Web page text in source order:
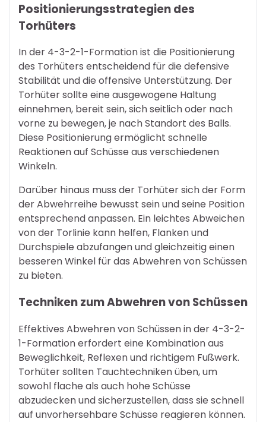
Positionierungsstrategien des
Torhüters
In der 4-3-2-1-Formation ist die Positionierung
des Torhüters entscheidend für die defensive
Stabilität und die offensive Unterstützung. Der
Torhüter sollte eine ausgewogene Haltung
einnehmen, bereit sein, sich seitlich oder nach
vorne zu bewegen, je nach Standort des Balls.
Diese Positionierung ermöglicht schnelle
Reaktionen auf Schüsse aus verschiedenen
Winkeln.
Darüber hinaus muss der Torhüter sich der Form
der Abwehrreihe bewusst sein und seine Position
entsprechend anpassen. Ein leichtes Abweichen
von der Torlinie kann helfen, Flanken und
Durchspiele abzufangen und gleichzeitig einen
besseren Winkel für das Abwehren von Schüssen
zu bieten.
Techniken zum Abwehren von Schüssen
Effektives Abwehren von Schüssen in der 4-3-2-
1-Formation erfordert eine Kombination aus
Beweglichkeit, Reflexen und richtigem Fußwerk.
Torhüter sollten Tauchtechniken üben, um
sowohl flache als auch hohe Schüsse
abzudecken und sicherzustellen, dass sie schnell
auf unvorhersehbare Schüsse reagieren können.